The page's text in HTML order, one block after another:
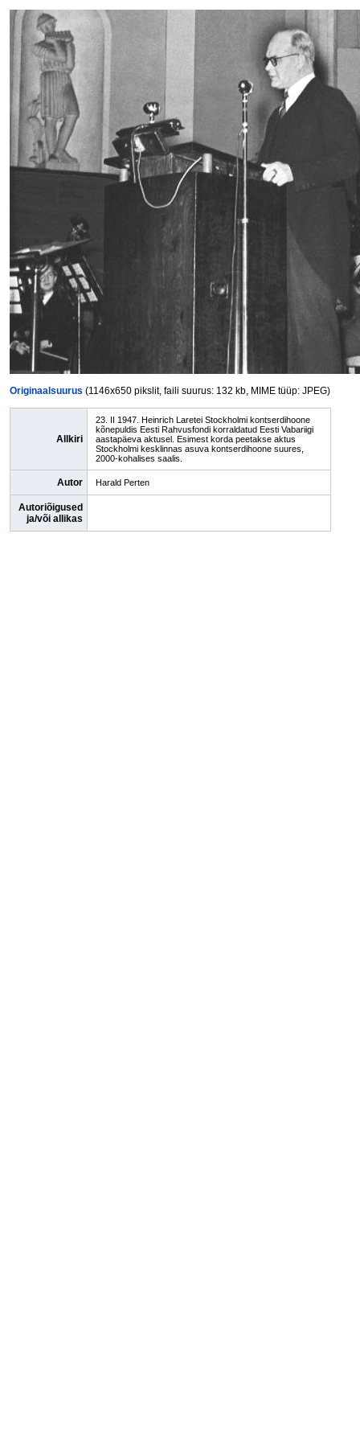
Originaalsuurus (1146x650 pikslit, faili suurus: 132 kb, MIME tüüp: JPEG)
Allkiri
23. II 1947. Heinrich Laretei Stockholmi kontserdihoone
kõnepuldis Eesti Rahvusfondi korraldatud Eesti Vabariigi
aastapäeva aktusel. Esimest korda peetakse aktus
Stockholmi kesklinnas asuva kontserdihoone suures,
2000-kohalises saalis.
Autor Harald Perten
Autoriõigused
ja/või allikas